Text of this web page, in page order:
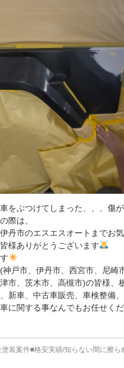
をぶつけてしまった、、、傷
際は、
丹市のエスエスオートまでお
様ありがとうございます
神戸市、伊丹市、西宮市、尼崎
市、茨木市、高槻市)の皆様、
新車、中古車販売、車検整備
に関する事なんでもお任せく
装案件■格安実績/知らない間に擦ら